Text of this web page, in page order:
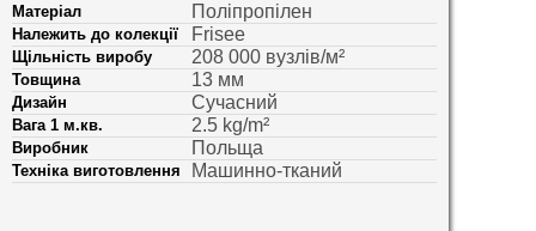
Матеріал Поліпропілен
Належить до колекції Frisee
Щільність виробу 208 000 вузлів/м²
Товщина 13 мм
Дизайн Сучасний
Вага 1 м.кв. 2.5 kg/m²
Виробник Польща
Техніка виготовлення Машинно-тканий